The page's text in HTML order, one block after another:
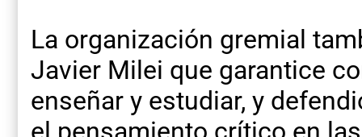
La organización gremial
Javier Milei que garantice
enseñar y estudiar, y